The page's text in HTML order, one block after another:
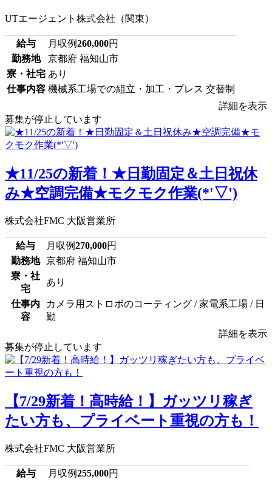
UTエージェント株式会社（関東）
給与 月収例260,000円
勤務地
京都府 福知山市
寮・社宅 あり
仕事内容 機械系工場での組立・加工・プレス 交替制
詳細を表示
募集が停止しています
★11/25の新着！★日勤固定＆土日祝休
み★空調完備★モクモク作業(*'▽')
株式会社FMC 大阪営業所
給与 月収例270,000円
勤務地
京都府 福知山市
寮・社
宅
あり
仕事内
容
カメラ用ストロボのコーティング / 家電系工場 / 日
勤
詳細を表示
募集が停止しています
【7/29新着！高時給！】ガッツリ稼ぎ
たい方も、プライベート重視の方も！
株式会社FMC 大阪営業所
給与 月収例255,000円